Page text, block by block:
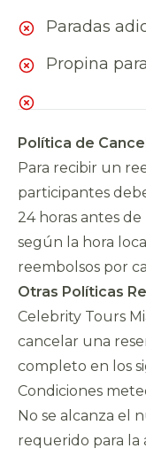
Paradas
Propina
Política de
Para recibir un
participantes
24 horas antes
según la hora
reembolsos por
Otras Políticas
Celebrity Tours
cancelar una
completo en los
Condiciones
No se alcanza el
requerido para la